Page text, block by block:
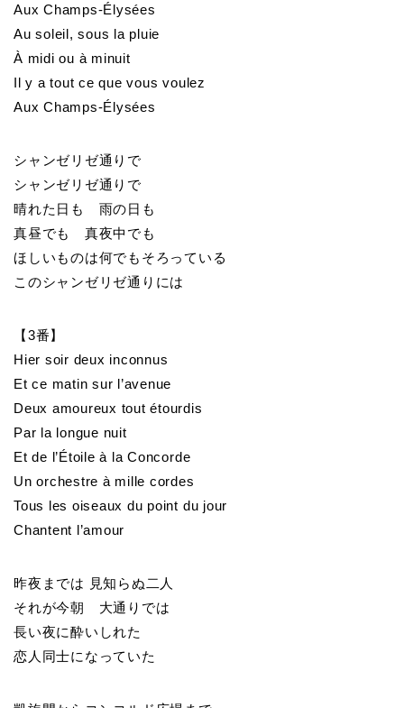
Aux Champs-Élysées
Au soleil, sous la pluie
À midi ou à minuit
Il y a tout ce que vous voulez
Aux Champs-Élysées
シャンゼリゼ通りで
シャンゼリゼ通りで
晴れた日も 雨の日も
真昼でも 真夜中でも
ほしいものは何でもそろっている
このシャンゼリゼ通りには
【3番】
Hier soir deux inconnus
Et ce matin sur l’avenue
Deux amoureux tout étourdis
Par la longue nuit
Et de l’Étoile à la Concorde
Un orchestre à mille cordes
Tous les oiseaux du point du jour
Chantent l’amour
昨夜までは 見知らぬ二人
それが今朝 大通りでは
長い夜に酔いしれた
恋人同士になっていた